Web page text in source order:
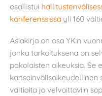
osallistui
konferenssissa yli 160
Asiakirja on osa YK:n
jonka tarkoituksena on
pakolaisten oikeuksia. Se
kansainvälisoikeudellinen
valtioita jo velvoittaviin